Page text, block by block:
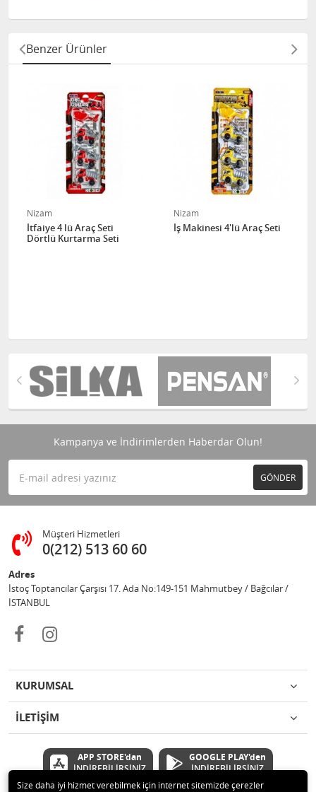
Benzer Ürünler
Nizam
İtfaiye 4 lü Araç Seti
Dörtlü Kurtarma Seti
Nizam
İş Makinesi 4'lü Araç Seti
Kampanya ve İndirimlerden Haberdar Olun!
GÖNDER
Müşteri Hizmetleri
0(212) 513 60 60
Adres
İstoç Toptancılar Çarşısı 17. Ada No:149-151 Mahmutbey / Bağcılar /
İSTANBUL
KURUMSAL
İLETİŞİM
APP STORE'dan
İNDİREBİLİRSİNİZ
GOOGLE PLAY'den
İNDİREBİLİRSİNİZ
Size daha iyi hizmet verebilmek için internet sitemizde çerezler